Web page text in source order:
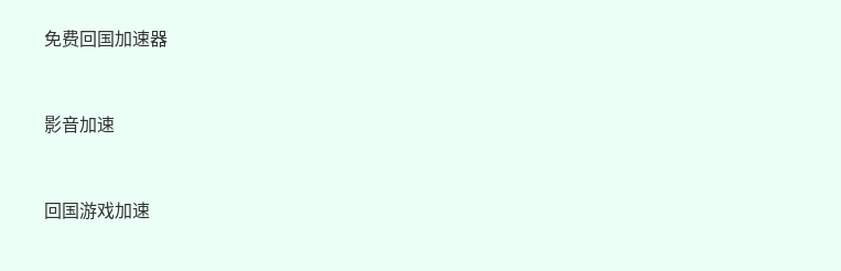
免费回国加速器
影音加速
回国游戏加速